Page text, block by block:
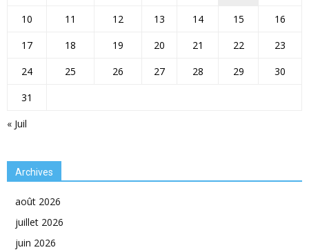
« Juil
10
11 12 13 14 15
16
17
18 19 20 21 22
23
24
25 26 27 28 29
30
31
Archives
août 2026
juillet 2026
juin 2026